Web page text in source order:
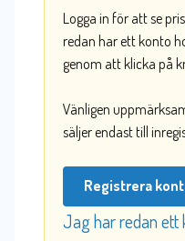
Logga in för att se
redan har ett konto
genom att klicka på
Vänligen
säljer endast till
Registrera
Jag har redan ett